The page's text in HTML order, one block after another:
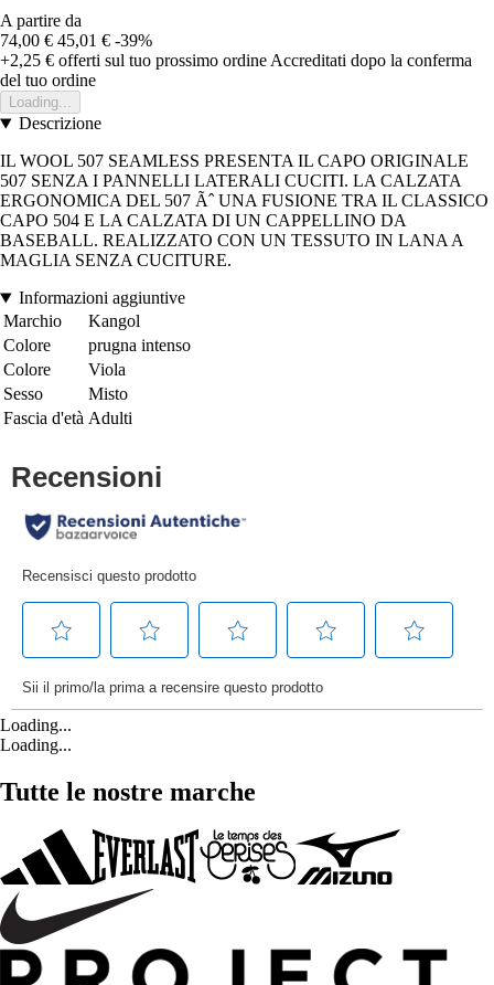
A partire da
74,00 € 45,01 € -39%
+2,25 € offerti sul tuo prossimo ordine Accreditati dopo la conferma
del tuo ordine
Loading...
Descrizione
IL WOOL 507 SEAMLESS PRESENTA IL CAPO ORIGINALE
507 SENZA I PANNELLI LATERALI CUCITI. LA CALZATA
ERGONOMICA DEL 507 Ãˆ UNA FUSIONE TRA IL CLASSICO
CAPO 504 E LA CALZATA DI UN CAPPELLINO DA
BASEBALL. REALIZZATO CON UN TESSUTO IN LANA A
MAGLIA SENZA CUCITURE.
Informazioni aggiuntive
Marchio
Kangol
Colore
prugna intenso
Colore
Viola
Sesso
Misto
Fascia d'età Adulti
Loading...
Loading...
Tutte le nostre marche